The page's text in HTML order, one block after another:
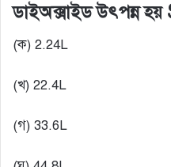
ডাইঅক্সাইড উৎপন্ন
(ক) 2.24L
(খ) 22.4L
(গ) 33.6L